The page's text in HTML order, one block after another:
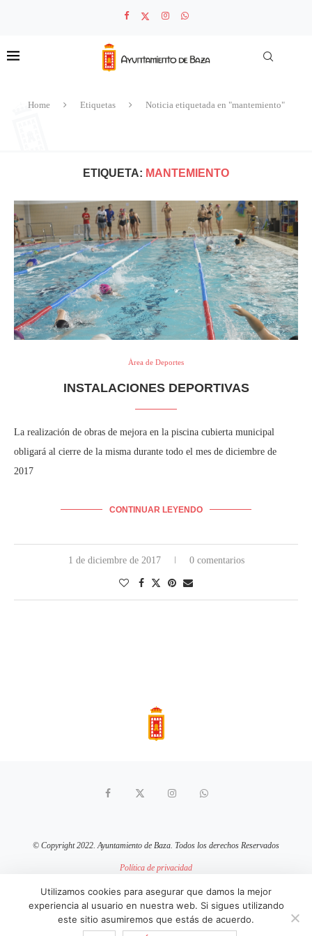
Home Etiquetas Noticia etiquetada en "mantemiento"
ETIQUETA: MANTEMIENTO
Área de Deportes
INSTALACIONES DEPORTIVAS
La realización de obras de mejora en la piscina cubierta municipal
obligará al cierre de la misma durante todo el mes de diciembre de
2017
CONTINUAR LEYENDO
1 de diciembre de 2017 0 comentarios
© Copyright 2022. Ayuntamiento de Baza. Todos los derechos Reservados
Política de privacidad
Política de cookies
sitio web mantenido por pixelcero.com
Utilizamos cookies para asegurar que damos la mejor
experiencia al usuario en nuestra web. Si sigues utilizando
este sitio asumiremos que estás de acuerdo.